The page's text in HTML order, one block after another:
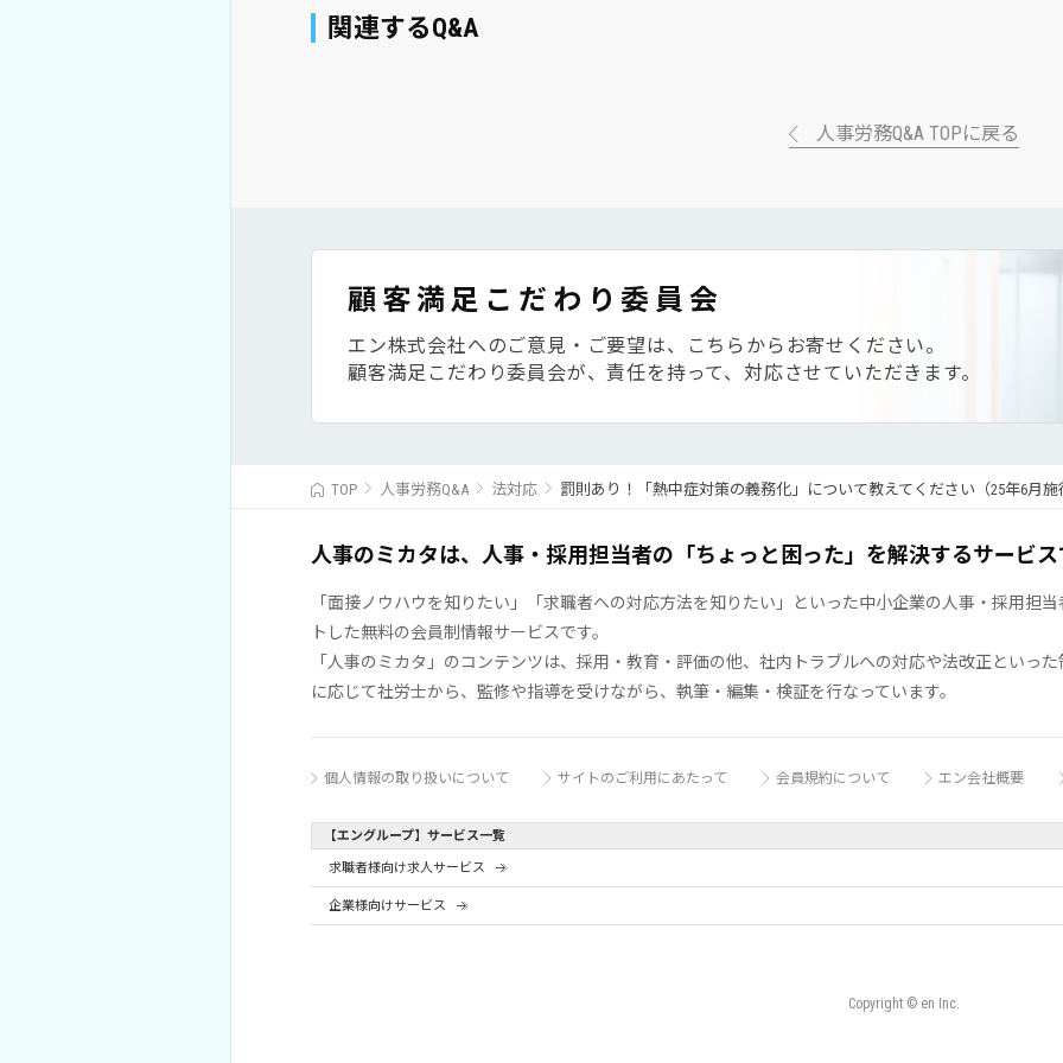
関連するQ&A
人事労務Q&A TOPに戻る
顧客満足こだわり委員会
エン株式会社へのご意見・ご要望は、こちらからお寄せください。
顧客満足こだわり委員会が、責任を持って、対応させていただきます。
TOP 人事労務Q&A 法対応 罰則あり！「熱中症対策の義務化」について教えてください（25年6月施
人事のミカタは、人事・採用担当者の「ちょっと困った」を解決するサービス
「面接ノウハウを知りたい」「求職者への対応方法を知りたい」といった中小企業の人事・採用担
トした無料の会員制情報サービスです。
「人事のミカタ」のコンテンツは、採用・教育・評価の他、社内トラブルへの対応や法改正といっ
に応じて社労士から、監修や指導を受けながら、執筆・編集・検証を行なっています。
個人情報の取り扱いについて サイトのご利用にあたって 会員規約について エン会社概要
【エングループ】サービス一覧
求職者様向け求人サービス
企業様向けサービス
Copyright © en Inc.